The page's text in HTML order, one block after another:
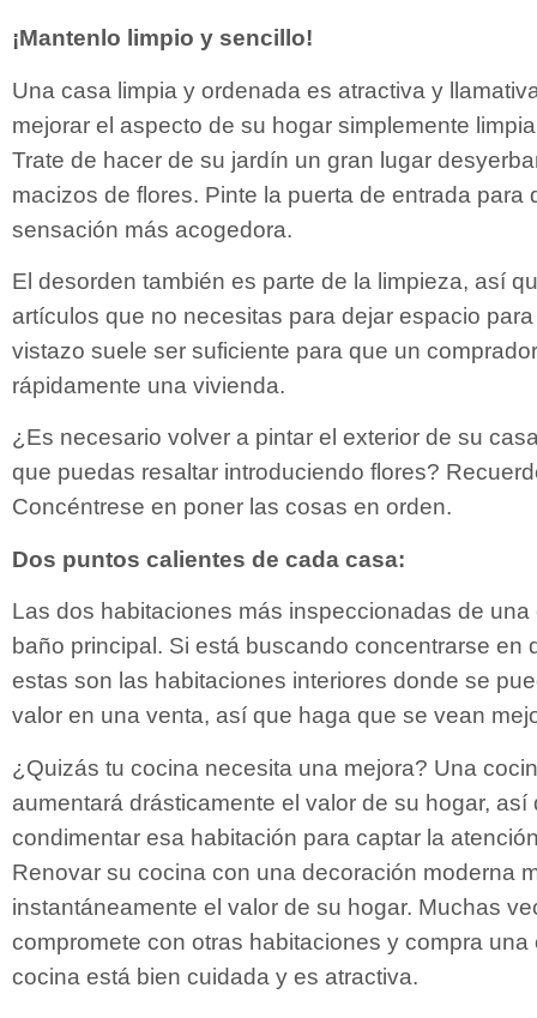
¡Mantenlo limpio y sencillo!
Una casa limpia y ordenada es atractiva y
mejorar el aspecto de su hogar simplemente
Trate de hacer de su jardín un gran lugar
macizos de flores. Pinte la puerta de entrada para
sensación más acogedora.
El desorden también es parte de la limpieza, así
artículos que no necesitas para dejar espacio
vistazo suele ser suficiente para que un
rápidamente una vivienda.
¿Es necesario volver a pintar el exterior de su
que puedas resaltar introduciendo flores?
Concéntrese en poner las cosas en orden.
Dos puntos calientes de cada casa:
Las dos habitaciones más inspeccionadas de
baño principal. Si está buscando concentrarse en
estas son las habitaciones interiores donde se
valor en una venta, así que haga que se vean
¿Quizás tu cocina necesita una mejora? Una
aumentará drásticamente el valor de su hogar,
condimentar esa habitación para captar la
Renovar su cocina con una decoración moderna
instantáneamente el valor de su hogar. Muchas
compromete con otras habitaciones y compra
cocina está bien cuidada y es atractiva.